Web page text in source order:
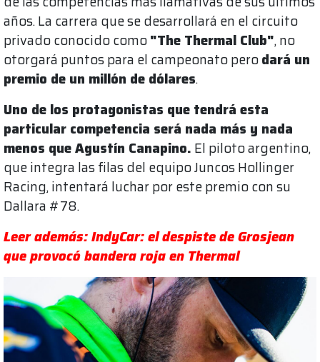
años. La carrera que se desarrollará en el circuito
privado conocido como"The Thermal Club", no
otorgará puntos para el campeonato perodará un
premio de un millón de dólares.
Uno de los protagonistas que tendrá esta
particular competencia será nada más y nada
menos que Agustín Canapino. El piloto argentino,
que integra las filas del equipo Juncos Hollinger
Racing, intentará luchar por este premio con su
Dallara #78.
Leer además: IndyCar: el despiste de Grosjean
que provocó bandera roja en Thermal